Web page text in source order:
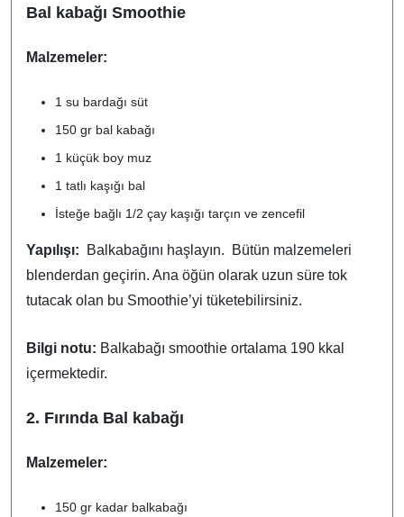
Bal kabağı Smoothie
Malzemeler:
1 su bardağı süt
150 gr bal kabağı
1 küçük boy muz
1 tatlı kaşığı bal
İsteğe bağlı 1/2 çay kaşığı tarçın ve zencefil
Yapılışı:
Balkabağını haşlayın. Bütün malzemeleri
blenderdan geçirin. Ana öğün olarak uzun süre tok
tutacak olan bu Smoothie’yi tüketebilirsiniz.
Bilgi notu: Balkabağı smoothie ortalama 190 kkal
içermektedir.
2. Fırında Bal kabağı
Malzemeler:
150 gr kadar balkabağı